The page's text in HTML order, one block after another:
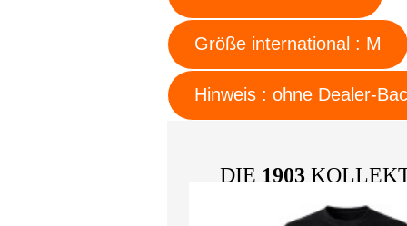
Größe international : M
Hinweis : ohne Dealer-
DIE 1903